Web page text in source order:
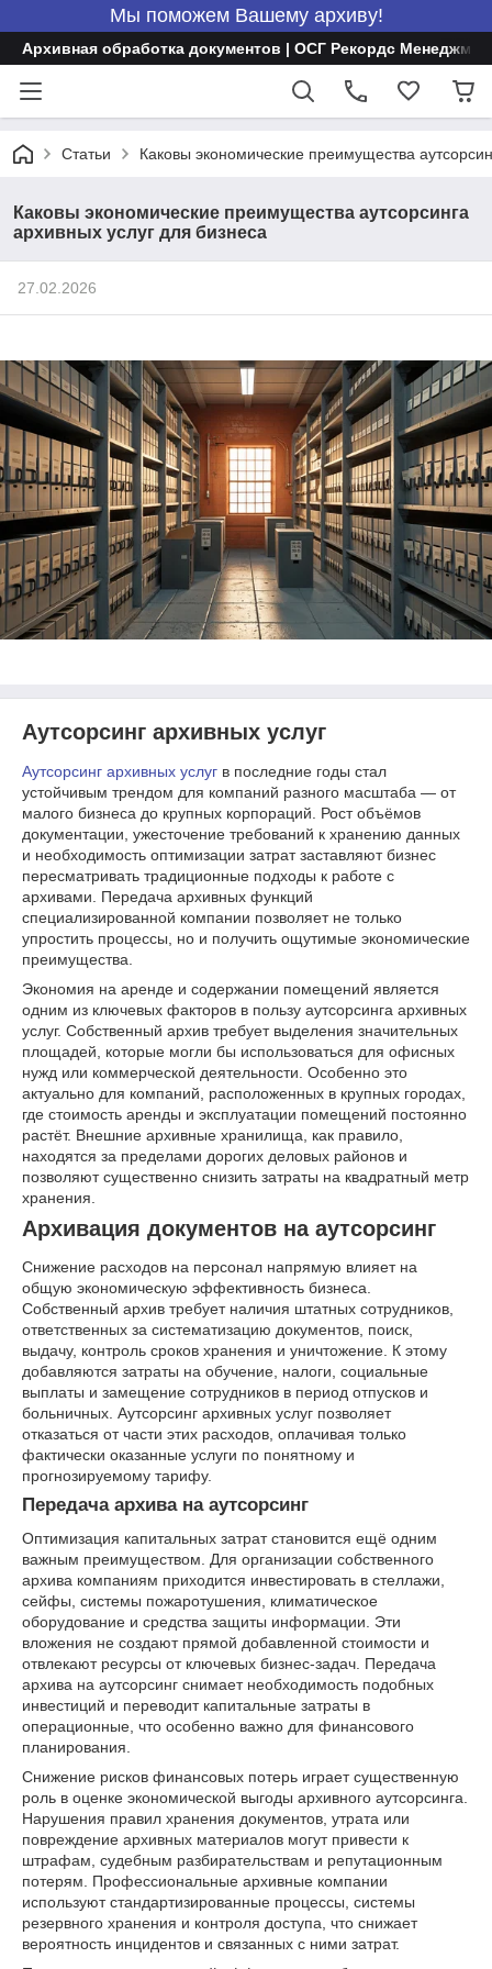
Мы поможем Вашему архиву!
Архивная обработка документов | ОСГ Рекордс
Статьи Каковы экономические преимущества
Каковы экономические преимущества аутсорсинга
архивных услуг для бизнеса
27.02.2026
Аутсорсинг архивных услуг
Аутсорсинг архивных услуг в последние годы стал
устойчивым трендом для компаний разного масштаба — от
малого бизнеса до крупных корпораций. Рост объёмов
документации, ужесточение требований к хранению данных
и необходимость оптимизации затрат заставляют бизнес
пересматривать традиционные подходы к работе с
архивами. Передача архивных функций
специализированной компании позволяет не только
упростить процессы, но и получить ощутимые экономические
преимущества.
Экономия на аренде и содержании помещений является
одним из ключевых факторов в пользу аутсорсинга архивных
услуг. Собственный архив требует выделения значительных
площадей, которые могли бы использоваться для офисных
нужд или коммерческой деятельности. Особенно это
актуально для компаний, расположенных в крупных городах,
где стоимость аренды и эксплуатации помещений постоянно
растёт. Внешние архивные хранилища, как правило,
находятся за пределами дорогих деловых районов и
позволяют существенно снизить затраты на квадратный метр
хранения.
Архивация документов на аутсорсинг
Снижение расходов на персонал напрямую влияет на
общую экономическую эффективность бизнеса.
Собственный архив требует наличия штатных сотрудников,
ответственных за систематизацию документов, поиск,
выдачу, контроль сроков хранения и уничтожение. К этому
добавляются затраты на обучение, налоги, социальные
выплаты и замещение сотрудников в период отпусков и
больничных. Аутсорсинг архивных услуг позволяет
отказаться от части этих расходов, оплачивая только
фактически оказанные услуги по понятному и
прогнозируемому тарифу.
Передача архива на аутсорсинг
Оптимизация капитальных затрат становится ещё одним
важным преимуществом. Для организации собственного
архива компаниям приходится инвестировать в стеллажи,
сейфы, системы пожаротушения, климатическое
оборудование и средства защиты информации. Эти
вложения не создают прямой добавленной стоимости и
отвлекают ресурсы от ключевых бизнес-задач. Передача
архива на аутсорсинг снимает необходимость подобных
инвестиций и переводит капитальные затраты в
операционные, что особенно важно для финансового
планирования.
Снижение рисков финансовых потерь играет существенную
роль в оценке экономической выгоды архивного аутсорсинга.
Нарушения правил хранения документов, утрата или
повреждение архивных материалов могут привести к
штрафам, судебным разбирательствам и репутационным
потерям. Профессиональные архивные компании
используют стандартизированные процессы, системы
резервного хранения и контроля доступа, что снижает
вероятность инцидентов и связанных с ними затрат.